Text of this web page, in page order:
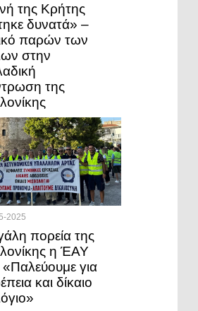
της Κρήτης
δυνατά» –
παρών των
στην
της
2025
πορεία της
η ΈΑΥ
για
και δίκαιο